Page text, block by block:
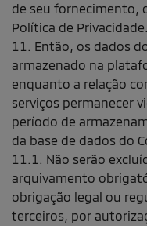
de seu fornecimento,
Política de Privacidade.
11. Então, os dados
armazenado na
enquanto a relação
serviços permanecer
período de
da base de dados do
11.1. Não serão
arquivamento
obrigação legal ou
terceiros, por